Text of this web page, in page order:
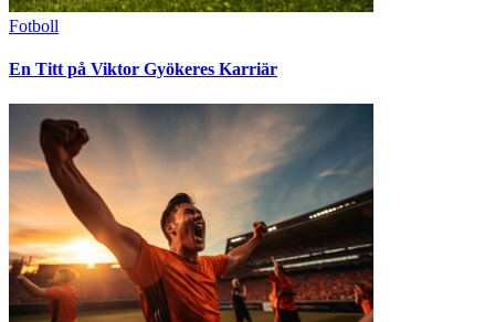
Fotboll
En Titt på Viktor Gyökeres Karriär